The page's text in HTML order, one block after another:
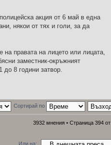
акция от 6 май в една
някои от тях и голи, за да
правата на лицето или лицата,
заместник-окръжният
до 8 години затвор.
Сортирай по
3932 мнения • Страница 394 от
Иди на: